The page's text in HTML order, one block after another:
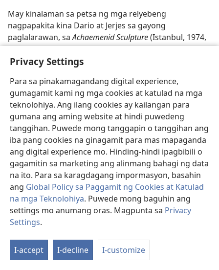
Privacy Settings
Para sa pinakamagandang digital experience,
gumagamit kami ng mga cookies at katulad na mga
teknolohiya. Ang ilang cookies ay kailangan para
gumana ang aming website at hindi puwedeng
tanggihan. Puwede mong tanggapin o tanggihan ang
iba pang cookies na ginagamit para mas mapaganda
ang digital experience mo. Hinding-hindi ipagbibili o
gagamitin sa marketing ang alinmang bahagi ng data
na ito. Para sa karagdagang impormasyon, basahin
ang Global Policy sa Paggamit ng Cookies at Katulad
na mga Teknolohiya. Puwede mong baguhin ang
settings mo anumang oras. Magpunta sa Privacy
Settings.
I-accept I-decline I-customize
May kinalaman sa petsa ng mga relyebeng
nagpapakita kina Dario at Jerjes sa gayong
paglalarawan, saAchaemenid Sculpture(Istanbul, 1974,
p. 53), sinasabi ni Ann Farkas na “maaaring ikinabit ang
mga relyebe sa Ingatang-Yaman noong panahong
492/491 B.C.; tiyak na ito ang pinakakumbinyenteng
panahon upang ilipat ang gayong mabibigat na piraso
ng bato. Ngunit anuman ang petsa ng pag-aalis sa
kanila patungo sa Ingatang-Yaman, marahil ang mga
eskultura ay inukit noong mga taon ng 490.”
Katibayan mula sa mga impormasyong Babilonyo.
Isang katibayan na si Jerjes ay nagsimulang mamahala
kasabay ng kaniyang ama noong mga taon ng
490 B.C.E. ang natagpuan sa Babilonya. Nahukay roon
ang isang palasyong para kay Jerjes na natapos noong
496 B.C.E. May kinalaman dito, sumulat si
A. T. Olmstead sa
bahay ng anak ng hari [samakatuwid nga, ng anak ni
Dario, si Jerjes] ay kasalukuyan noong itinatayo sa